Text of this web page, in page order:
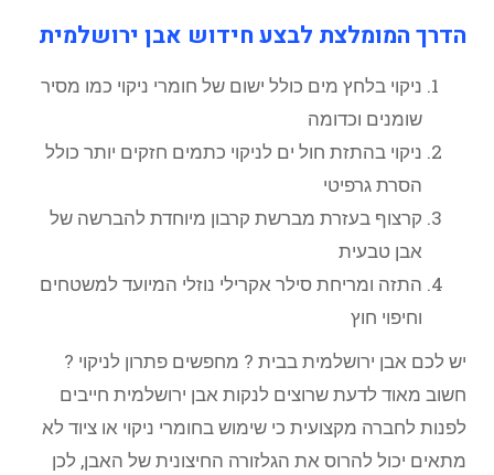
הדרך המומלצת לבצע חידוש אבן ירושלמית
ניקוי בלחץ מים כולל ישום של חומרי ניקוי כמו מסיר
שומנים וכדומה
ניקוי בהתזת חול ים לניקוי כתמים חזקים יותר כולל
הסרת גרפיטי
קרצוף בעזרת מברשת קרבון מיוחדת להברשה של
אבן טבעית
התזה ומריחת סילר אקרילי נוזלי המיועד למשטחים
וחיפוי חוץ
יש לכם אבן ירושלמית בבית ? מחפשים פתרון לניקוי ?
חשוב מאוד לדעת שרוצים לנקות אבן ירושלמית חייבים
לפנות לחברה מקצועית כי שימוש בחומרי ניקוי או ציוד לא
מתאים יכול להרוס את הגלזורה החיצונית של האבן, לכן